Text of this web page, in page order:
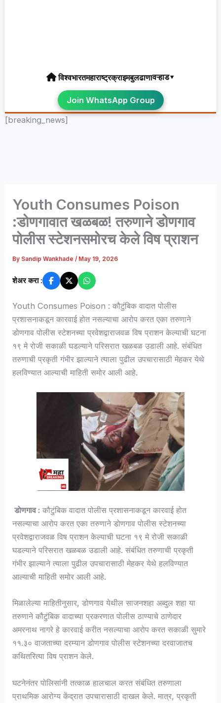
विश्वभारतमहाराष्ट्रक्राइमबुलढाणावऱ्हाड▾
Join WhatsApp Group
[breaking_news]
Youth Consumes Poison
:डोणगावात खळबळ! तरुणाने डोणगाव
पोलीस स्टेशनसमोरच केले विष प्राशन
By Sandip Wankhade/ May 19, 2026
शेअर करा :
Youth Consumes Poison : कौटुंबिक वादात पोलीस
प्रशासनाकडून कारवाई होत नसल्याचा आरोप करत एका तरुणाने
डोणगाव पोलीस स्टेशनच्या प्रवेशद्वाराजवळ विष प्राशन केल्याची घटना
१९ मे रोजी सकाळी घडल्याने परिसरात खळबळ उडाली आहे. संबंधित
तरुणाची प्रकृती गंभीर झाल्याने त्याला पुढील उपचारासाठी मेहकर येथे
हलविण्यात आल्याची माहिती समोर आली आहे.
डोणगाव : कौटुंबिक वादात पोलीस प्रशासनाकडून कारवाई होत
नसल्याचा आरोप करत एका तरुणाने डोणगाव पोलीस स्टेशनच्या
प्रवेशद्वाराजवळ विष प्राशन केल्याची घटना १९ मे रोजी सकाळी
घडल्याने परिसरात खळबळ उडाली आहे. संबंधित तरुणाची प्रकृती
गंभीर झाल्याने त्याला पुढील उपचारासाठी मेहकर येथे हलविण्यात
आल्याची माहिती समोर आली आहे.
मिळालेल्या माहितीनुसार, डोणगाव येथील साजनशहा अब्दुल शहा या
तरुणाने कौटुंबिक वादाच्या प्रकरणात पोलीस ठाण्याचे ठाणेदार
अमरनाथ नागरे हे कारवाई करीत नसल्याचा आरोप करत सकाळी सुमारे
११.३० वाजताच्या दरम्यान डोणगाव पोलीस स्टेशनच्या दरवाजातच
कथितरित्या विष प्राशन केले.
घटनेनंतर पोलिसांनी तत्काळ हालचाल करत संबंधित तरुणाला
प्राथमिक आरोग्य केंद्रात उपचारासाठी दाखल केले. मात्र, प्रकृती